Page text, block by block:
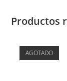
Productos
AGOTADO